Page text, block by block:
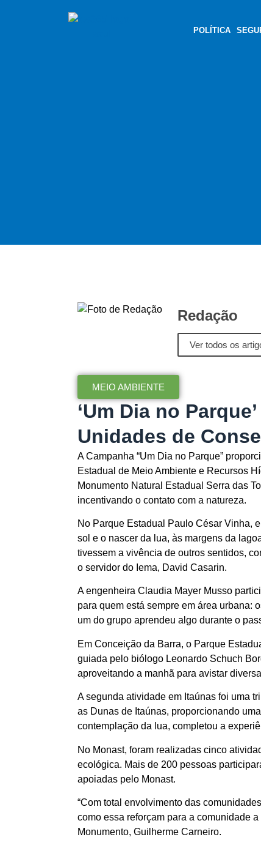
POLÍTICA
Redação
Ver todos os
MEIO AMBIENTE
‘Um Dia no
Unidades de
A Campanha “Um Dia no Parque”
Estadual de Meio Ambiente e Recursos
Monumento Natural Estadual Serra das
incentivando o contato com a natureza.
No Parque Estadual Paulo César Vinha,
sol e o nascer da lua, às margens da
tivessem a vivência de outros sentidos,
o servidor do Iema, David Casarin.
A engenheira Claudia Mayer Musso
para quem está sempre em área urbana:
um do grupo aprendeu algo durante o
Em Conceição da Barra, o Parque
guiada pelo biólogo Leonardo Schuch
aproveitando a manhã para avistar
A segunda atividade em Itaúnas foi uma
as Dunas de Itaúnas, proporcionando
contemplação da lua, completou a
No Monast, foram realizadas cinco
ecológica. Mais de 200 pessoas
apoiadas pelo Monast.
“Com total envolvimento das
como essa reforçam para a comunidade
Monumento, Guilherme Carneiro.